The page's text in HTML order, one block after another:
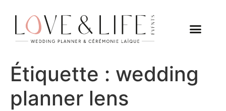
Étiquette : wedding
planner lens